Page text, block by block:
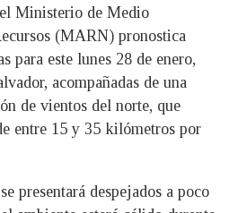
Ministerio de Medio
(MARN) pronostica
para este lunes 28 de enero,
acompañadas de una
de vientos del norte, que
entre 15 y 35 kilómetros por
presentará despejados a poco